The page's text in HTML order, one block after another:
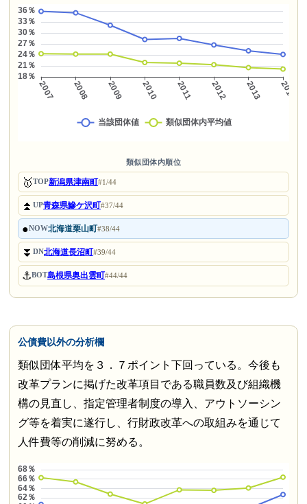
類似団体内順位
🥇TOP新潟県津南町#1/44
⏫UP青森県鰺ケ沢町#37/44
●NOW北海道栗山町#38/44
⏬DN北海道長沼町#39/44
⚓BOT島根県奥出雲町#44/44
公債費以外の分析欄
類似団体平均を３．７ポイント下回っている。今後も
改革プランに掲げた改革項目である職員数及び組織機
構の見直し、指定管理者制度の導入、アウトソーシン
グ等を着実に遂行し、行財政改革への取組みを通じて
人件費等の削減に努める。